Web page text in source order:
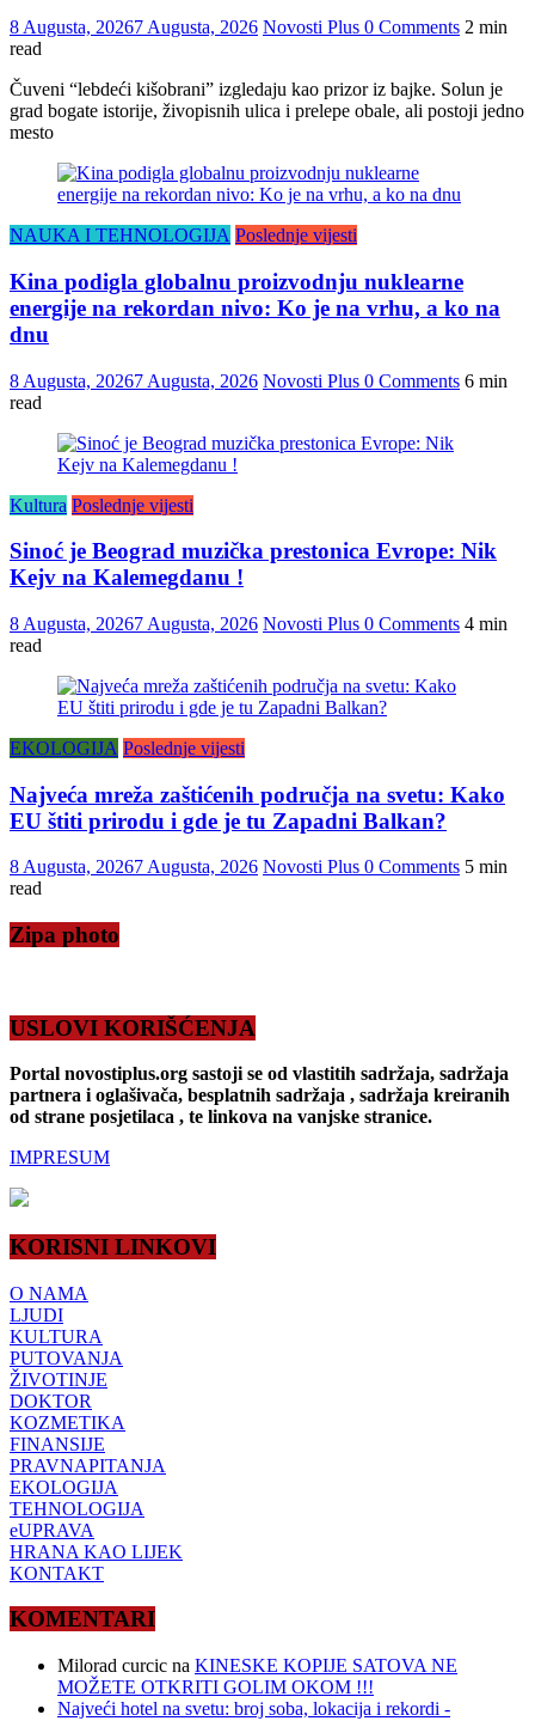
8 Augusta, 20267 Augusta, 2026 Novosti Plus 0 Comments 2 min
read
Čuveni “lebdeći kišobrani” izgledaju kao prizor iz bajke. Solun je
grad bogate istorije, živopisnih ulica i prelepe obale, ali postoji jedno
mesto
NAUKA I TEHNOLOGIJA Poslednje vijesti
Kina podigla globalnu proizvodnju nuklearne
energije na rekordan nivo: Ko je na vrhu, a ko na
dnu
8 Augusta, 20267 Augusta, 2026 Novosti Plus 0 Comments 6 min
read
Kultura Poslednje vijesti
Sinoć je Beograd muzička prestonica Evrope: Nik
Kejv na Kalemegdanu !
8 Augusta, 20267 Augusta, 2026 Novosti Plus 0 Comments 4 min
read
EKOLOGIJA Poslednje vijesti
Najveća mreža zaštićenih područja na svetu: Kako
EU štiti prirodu i gde je tu Zapadni Balkan?
8 Augusta, 20267 Augusta, 2026 Novosti Plus 0 Comments 5 min
read
Zipa photo
USLOVI KORIŠĆENJA
Portal novostiplus.org sastoji se od vlastitih sadržaja, sadržaja
partnera i oglašivača, besplatnih sadržaja , sadržaja kreiranih
od strane posjetilaca , te linkova na vanjske stranice.
IMPRESUM
KORISNI LINKOVI
O NAMA
LJUDI
KULTURA
PUTOVANJA
ŽIVOTINJE
DOKTOR
KOZMETIKA
FINANSIJE
PRAVNAPITANJA
EKOLOGIJA
TEHNOLOGIJA
eUPRAVA
HRANA KAO LIJEK
KONTAKT
KOMENTARI
Milorad curcic na KINESKE KOPIJE SATOVA NE
MOŽETE OTKRITI GOLIM OKOM !!!
Najveći hotel na svetu: broj soba, lokacija i rekordi -